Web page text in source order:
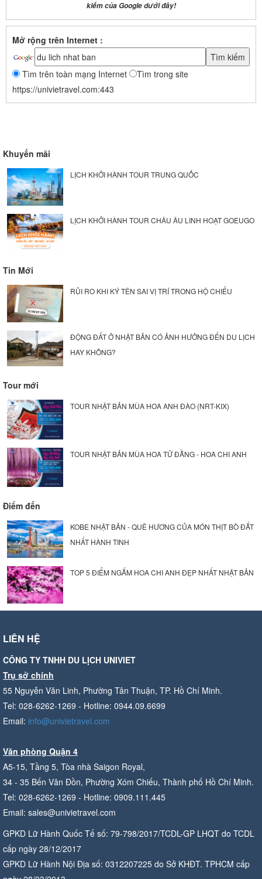
kiếm của Google dưới đây!
Mở rộng trên Internet :
Tìm trên toàn mạng Internet
Tìm trong site
https://univietravel.com:443
Khuyến mãi
LỊCH KHỞI HÀNH TOUR TRUNG QUỐC
LỊCH KHỞI HÀNH TOUR CHÂU ÂU LINH HOẠT GOEUGO
Tin Mới
RỦI RO KHI KÝ TÊN SAI VỊ TRÍ TRONG HỘ CHIẾU
ĐỘNG ĐẤT Ở NHẬT BẢN CÓ ẢNH HƯỞNG ĐẾN DU LỊCH
HAY KHÔNG?
Tour mới
TOUR NHẬT BẢN MÙA HOA ANH ĐÀO (NRT-KIX)
TOUR NHẬT BẢN MÙA HOA TỬ ĐẰNG - HOA CHI ANH
Điểm đến
KOBE NHẬT BẢN - QUÊ HƯƠNG CỦA MÓN THỊT BÒ ĐẮT
NHẤT HÀNH TINH
TOP 5 ĐIỂM NGẮM HOA CHI ANH ĐẸP NHẤT NHẬT BẢN
LIÊN HỆ
CÔNG TY TNHH DU LỊCH UNIVIET
Trụ sở chính
55 Nguyễn Văn Linh, Phường Tân Thuận, TP. Hồ Chí Minh.
Tel: 028-6262-1269 - Hotline: 0944.09.6699
Email: info@univietravel.com
Văn phòng Quận 4
A5-15, Tầng 5, Tòa nhà Saigon Royal,
34 - 35 Bến Vân Đồn, Phường Xóm Chiếu, Thành phố Hồ Chí Minh.
Tel: 028-6262-1269 - Hotline: 0909.111.445
Email: sales@univietravel.com
GPKD Lữ Hành Quốc Tế số: 79-798/2017/TCDL-GP LHQT do TCDL
cấp ngày 28/12/2017
GPKD Lữ Hành Nội Địa số: 0312207225 do Sở KHĐT. TPHCM cấp